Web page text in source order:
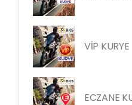
VİP KURYE
ECZANE